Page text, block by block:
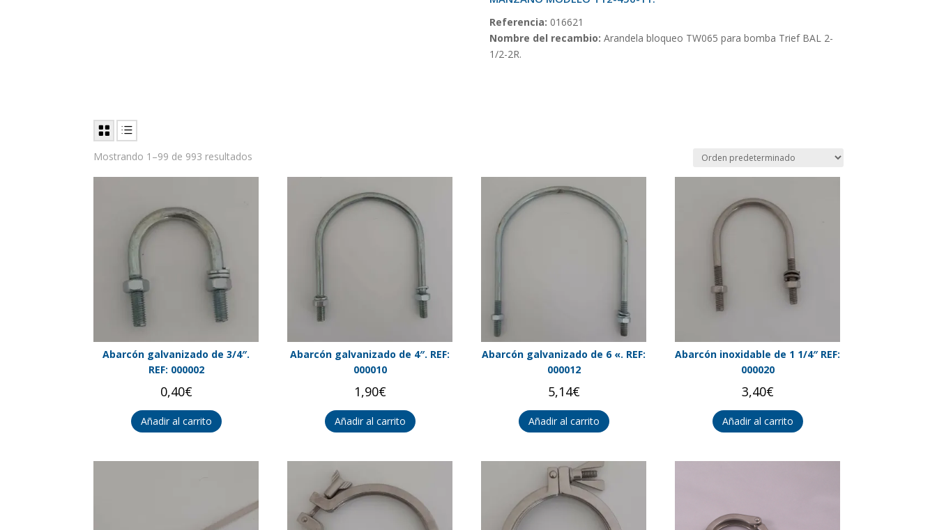
Referencia: 016621
Nombre del recambio: Arandela bloqueo TW065 para bomba Trief BAL 2-
1/2-2R.
Mostrando 1–99 de 993 resultados
Abarcón galvanizado de 3/4″.
REF: 000002
0,40€
Añadir al carrito
Abarcón galvanizado de 4″. REF:
000010
1,90€
Añadir al carrito
Abarcón galvanizado de 6 «. REF:
000012
5,14€
Añadir al carrito
Abarcón inoxidable de 1 1/4″ REF:
000020
3,40€
Añadir al carrito